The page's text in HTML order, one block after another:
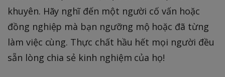
khuyên. Hãy nghĩ đến một người cố vấn hoặc
đồng nghiệp mà bạn ngưỡng mộ hoặc đã từng
làm việc cùng. Thực chất hầu hết mọi người đều
sẵn lòng chia sẻ kinh nghiệm của họ!